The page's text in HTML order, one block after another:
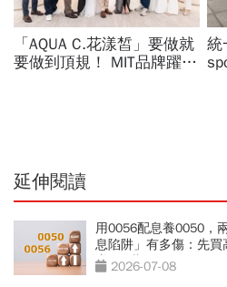
「AQUA C.花漾皙」要做就
要做到頂規！ MIT品牌躍上
統
延伸閱讀
用0056配息養0050，
息陷阱」有多傷：先
賺330萬
2026-07-08